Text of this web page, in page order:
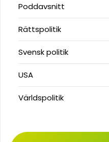
Poddavsnitt
Rättspolitik
Svensk politik
USA
Världspolitik